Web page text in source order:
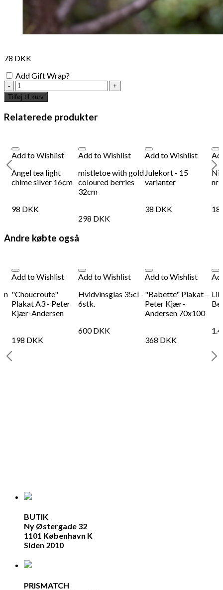
78 DKK
Add Gift Wrap?
clear
glass
bauble
with
golden
engraved
&
handpainted
-
6
antal
Tilføj til kurv
Relaterede produkter
Add to Wishlist
Angel tea light
chime silver 16cm
98 DKK
Add to Wishlist
mistletoe with gold
coloured berries
32cm
298 DKK
Add to Wishlist
Julekort - 15
varianter
38 DKK
nr1
Andre købte også
Add to Wishlist
"Choucroute"
Plakat A3 - Peter
Kjær-Andersen
198 DKK
Add to Wishlist
Hvidvinsglas 35cl -
6stk.
600DKK
Add to Wishlist
"Babette" Plakat -
Peter Kjær-
Andersen 70x100
368 DKK
BUTIK
Ny Østergade 32
1101 København K
Siden 2010
PRISMATCH